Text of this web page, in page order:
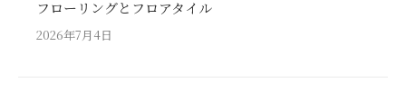
フローリングとフロアタイル
2026年7月4日